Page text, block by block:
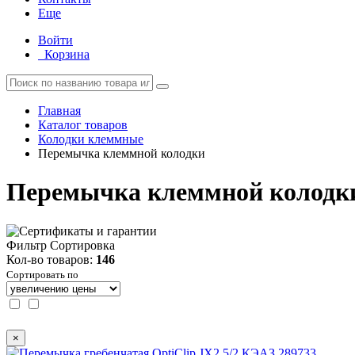
Еще
Войти
Корзина
Главная
Каталог товаров
Колодки клеммные
Перемычка клеммной колодки
Перемычка клеммной
Фильтр Сортировка
Кол-во товаров: 146
Сортировать по
×